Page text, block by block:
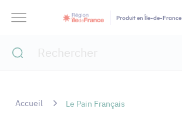
Produit en Île-de-France
Accueil Le Pain Français